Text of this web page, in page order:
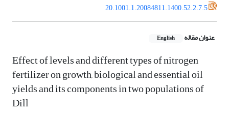
20.1001.1.20084811.1400.52.2.7.5
عنوان مقاله English
Effect of levels and different types of nitrogen
fertilizer on growth, biological and essential oil
yields and its components in two populations of
Dill